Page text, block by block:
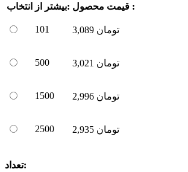
انتخاب
بیشتر از: قیمت محصول :
101 3,089 تومان
500 3,021 تومان
1500 2,996 تومان
2500 2,935 تومان
تعداد: